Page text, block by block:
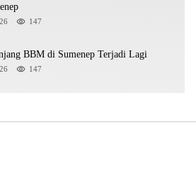
147
BBM di Sumenep Terjadi Lagi
147